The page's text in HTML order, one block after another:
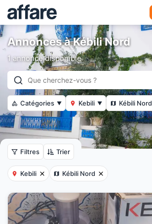
Annonces à Kébili Nord
1 annonce disponible
Catégories ▼ Kebili ▼ Kébili Nord
Filtres Trier
Kebili Kébili Nord